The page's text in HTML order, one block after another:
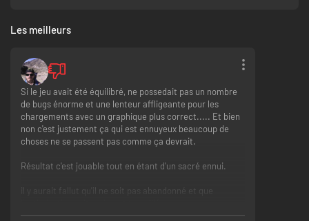
Les meilleurs
Si le jeu avait été équilibré, ne possedait pas un nombre
de bugs énorme et une lenteur affligeante pour les
chargements avec un graphique plus correct..... Et bien
non c'est justement ça qui est ennuyeux beaucoup de
choses ne se passent pas comme ça devrait.
Résultat c'est jouable tout en étant d'un sacré ennui.
il y aurait fallut qu'il ne soit pas abandonné et que